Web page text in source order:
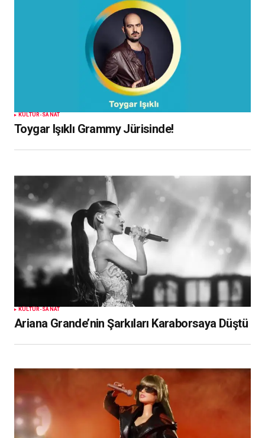
KÜLTÜR-SANAT
Toygar Işıklı Grammy Jürisinde!
KÜLTÜR-SANAT
Ariana Grande’nin Şarkıları Karaborsaya Düştü